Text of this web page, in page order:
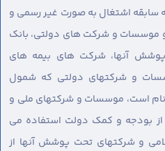
اشتغال به صورت غیر رسمی و
و موسسات و شرکت های دولتی، بانک
آنها، شرکت های بیمه های
و شرکتهای دولتی که شمول
نام است، موسسات و شرکتهای ملی و
بودجه و کمک دولت استفاده می
و شرکتهای تحت پوشش آنها از